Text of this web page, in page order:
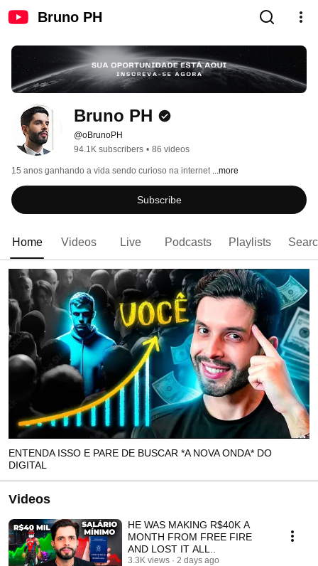
Bruno PH
Bruno PH
@oBrunoPH
94.1K subscribers • 86 videos
15 anos ganhando a vida sendo curioso na internet ...more
Subscribe
Home Videos Live Podcasts Playlists
ENTENDA ISSO E PARE DE BUSCAR *A NOVA ONDA* DO
DIGITAL
Videos
HE WAS MAKING R$40K A
MONTH FROM FREE FIRE
AND LOST IT ALL..
3.3K views 2 days ago